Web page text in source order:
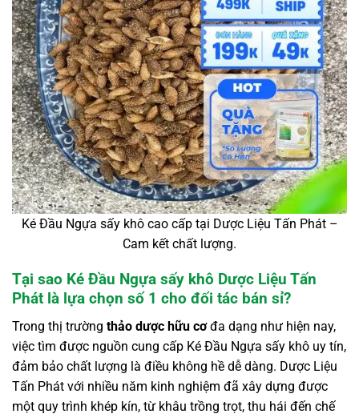
Ké Đầu Ngựa sấy khô cao cấp tại Dược Liệu Tấn Phát –
Cam kết chất lượng.
Tại sao Ké Đầu Ngựa sấy khô Dược Liệu Tấn
Phát là lựa chọn số 1 cho đối tác bán sỉ?
Trong thị trường thảo dược hữu cơđa dạng như hiện nay,
việc tìm được nguồn cung cấp Ké Đầu Ngựa sấy khô uy tín,
đảm bảo chất lượng là điều không hề dễ dàng. Dược Liệu
Tấn Phát với nhiều năm kinh nghiệm đã xây dựng được
một quy trình khép kín, từ khâu trồng trọt, thu hái đến chế